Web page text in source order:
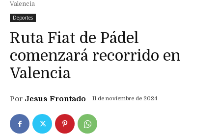
Valencia
Deportes
Ruta Fiat de Pádel
comenzará recorrido en
Valencia
Por Jesus Frontado 11 de noviembre de 2024